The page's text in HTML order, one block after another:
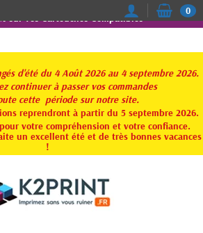
sur vos Cartouches Compatibles
d'été du 4 Août 2026 au 4 septembre 2026.
à passer vos commandes
cette période sur notre site.
reprendront à partir du 5 septembre 2026.
votre compréhension et votre confiance.
un excellent été et de très bonnes vacances
!
0